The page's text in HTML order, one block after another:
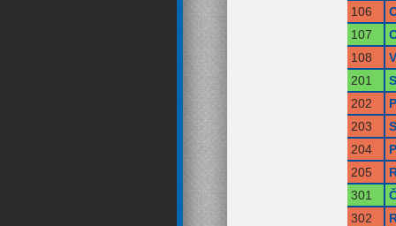
106
107
108
201
202
203
204
205
301
302